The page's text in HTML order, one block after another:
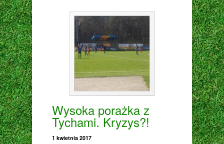
Wysoka porażka z
Tychami. Kryzys?!
1 kwietnia 2017